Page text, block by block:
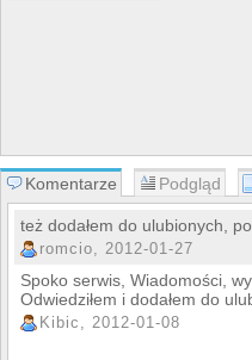
Komentarze Podgląd
też dodałem do ulubionych,
romcio, 2012-01-27
Spoko serwis, Wiadomości,
Odwiedziłem i dodałem do
Kibic, 2012-01-08